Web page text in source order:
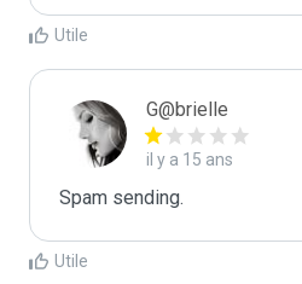
Utile
G@brielle
il y a 15 ans
Spam sending.
Utile